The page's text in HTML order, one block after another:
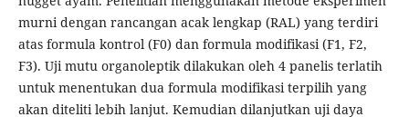
murni dengan rancangan acak lengkap (RAL) yang terdiri
atas formula kontrol (F0) dan formula modifikasi (F1, F2,
F3). Uji mutu organoleptik dilakukan oleh 4 panelis terlatih
untuk menentukan dua formula modifikasi terpilih yang
akan diteliti lebih lanjut. Kemudian dilanjutkan uji daya